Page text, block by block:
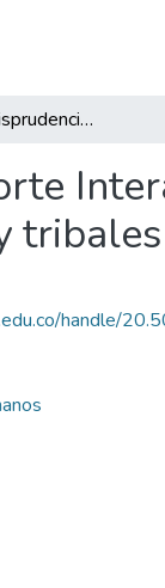
Cuadernillo de jurisprudencia de la Corte Interamericana de Derechos Humanos No. 11 : pueblos indígenas y tribales
tribales
handle/